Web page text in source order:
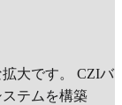
大です。 CZIバ
テムを構築